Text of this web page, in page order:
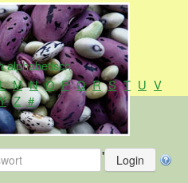
alphabetisch
L M N O P Q R S T U V
Z #
aufgelistet, die mit"0"